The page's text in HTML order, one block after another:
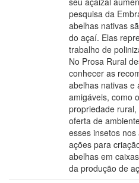
pesquisa da
abelhas nativas
do açaí. Elas
trabalho de
No Prosa Rural
conhecer as
abelhas nativas e
amigáveis, como
propriedade
oferta de
esses insetos
ações para
abelhas em
da produção de